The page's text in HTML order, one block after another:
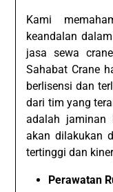
Kami
keandalan
jasa sewa
Sahabat Crane
berlisensi dan
dari tim yang
adalah jaminan
akan dilakukan
tertinggi dan
Perawatan